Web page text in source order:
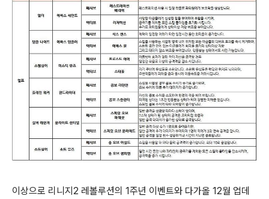
이상으로 리니지2 레볼루션의 1주년 이벤트와 다가올 12월 업데